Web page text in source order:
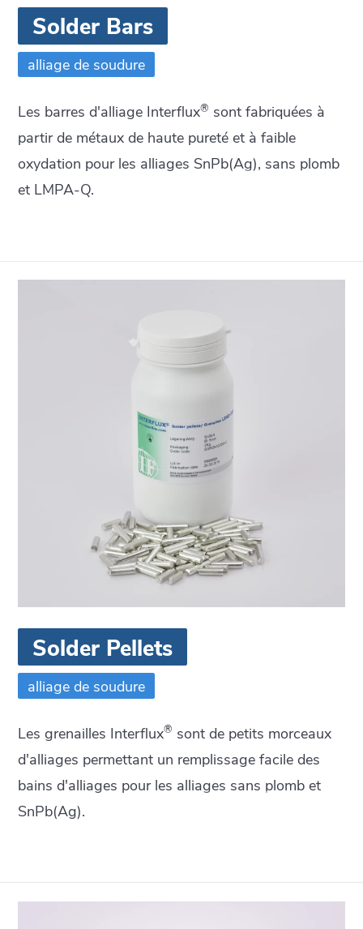
Solder Bars
alliage de soudure
Les barres d'alliage Interflux® sont fabriquées à
partir de métaux de haute pureté et à faible
oxydation pour les alliages SnPb(Ag), sans plomb
et LMPA-Q.
Solder Pellets
alliage de soudure
Les grenailles Interflux® sont de petits morceaux
d'alliages permettant un remplissage facile des
bains d'alliages pour les alliages sans plomb et
SnPb(Ag).